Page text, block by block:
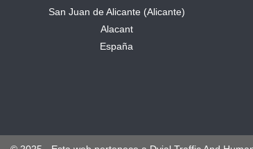
San Juan de Alicante (Alicante)
Alacant
España